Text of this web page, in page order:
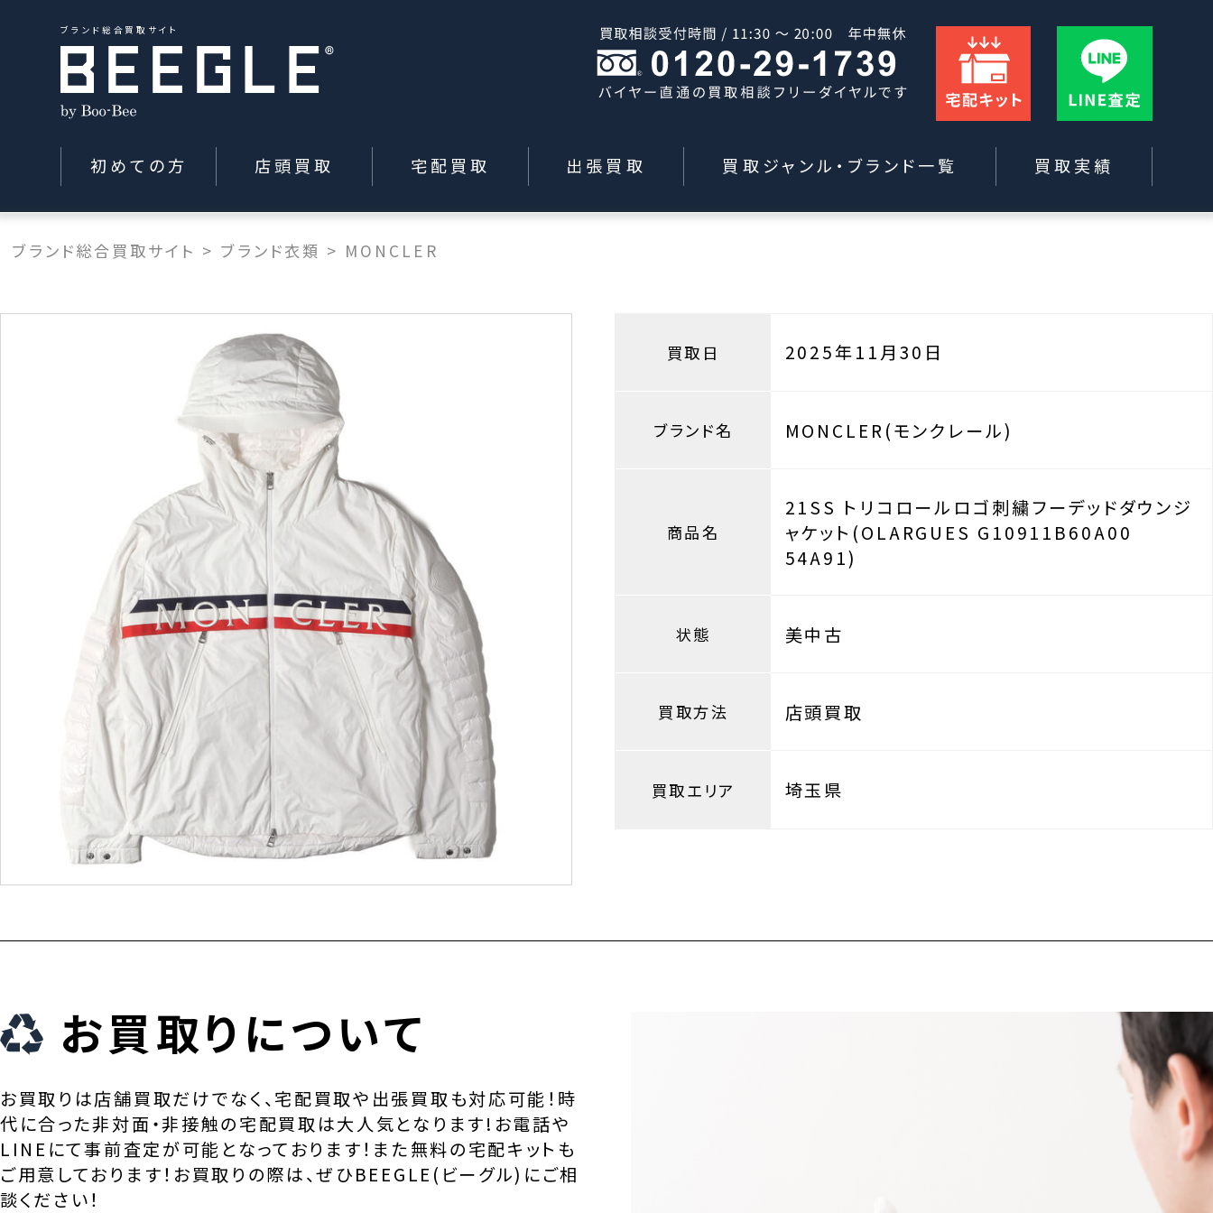
ブランド総合買取サイト
初めての方 店頭買取 宅配買取 出張買取 買取ジャンル・ブランド一覧 買取実績
ブランド総合買取サイト > ブランド衣類 > MONCLER
買取日 2025年11月30日
ブランド名 MONCLER(モンクレール)
商品名
21SS トリコロールロゴ刺繍フーデッドダウンジ
ャケット(OLARGUES G10911B60A00
54A91)
状態 美中古
買取方法 店頭買取
買取エリア 埼玉県
お買取りについて
お買取りは店舗買取だけでなく、宅配買取や出張買取も対応可能！時
代に合った非対面・非接触の宅配買取は大人気となります!お電話や
LINEにて事前査定が可能となっております！また無料の宅配キットも
ご用意しております！お買取りの際は、ぜひBEEGLE(ビーグル)にご相
談ください！